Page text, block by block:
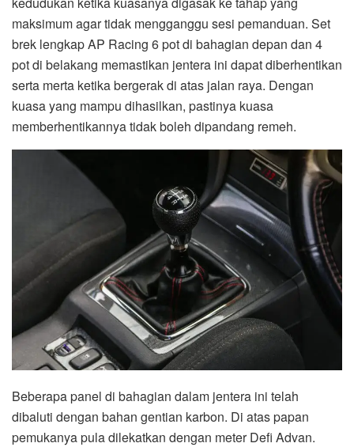
maksimum agar tidak mengganggu sesi pemanduan. Set
brek lengkap AP Racing 6 pot di bahagian depan dan 4
pot di belakang memastikan jentera ini dapat diberhentikan
serta merta ketika bergerak di atas jalan raya. Dengan
kuasa yang mampu dihasilkan, pastinya kuasa
memberhentikannya tidak boleh dipandang remeh.
Beberapa panel di bahagian dalam jentera ini telah
dibaluti dengan bahan gentian karbon. Di atas papan
pemukanya pula dilekatkan dengan meter Defi Advan.